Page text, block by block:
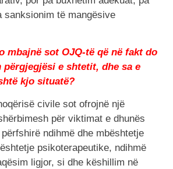
sanksionim të mangësive
mbajnë sot OJQ-të që në fakt do
e shtetit, dhe sa e
kjo situatë?
civile sot ofrojnë një
për viktimat e dhunës
ndihmë dhe mbështetje
psikoterapeutike, ndihmë
ligjor, si dhe këshillim në